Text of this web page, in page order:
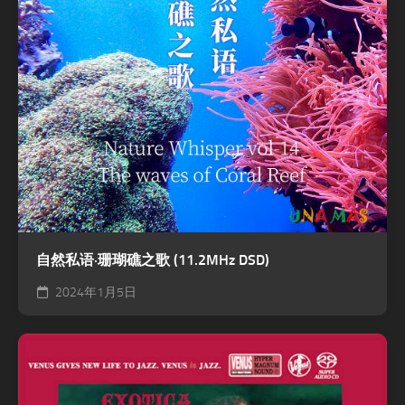
自然私语·珊瑚礁之歌 (11.2MHz DSD)
2024年1月5日